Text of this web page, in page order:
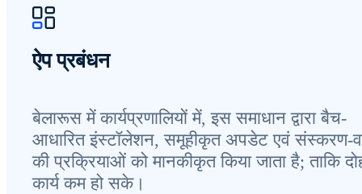
ऐप प्रबंधन
बेलारूस में कार्यप्रणालियों में, इस समाधान द्वारा बैच-
आधारित इंस्टॉलेशन, समूहीकृत अपडेट एवं संस्करण-
की प्रक्रियाओं को मानकीकृत किया जाता है; ताकि
कार्य कम हो सके।